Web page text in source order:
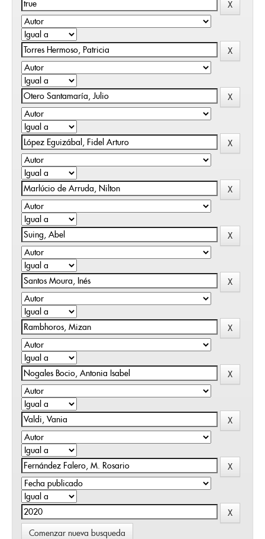
Comenzar nueva busqueda